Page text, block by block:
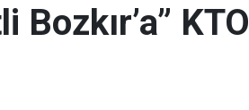
KTO